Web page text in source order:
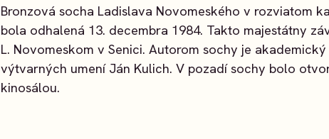
Bronzová socha Ladislava Novomeského v rozviatom
bola odhalená 13. decembra 1984. Takto majestátny
L. Novomeskom v Senici. Autorom sochy je
výtvarných umení Ján Kulich. V pozadí sochy bolo
kinosálou.